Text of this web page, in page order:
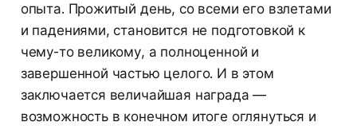
опыта. Прожитый день, со всеми его взлетами
и падениями, становится не подготовкой к
чему-то великому, а полноценной и
завершенной частью целого. И в этом
заключается величайшая награда —
возможность в конечном итоге оглянуться и